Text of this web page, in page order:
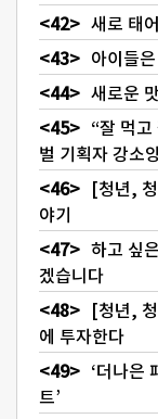
새로 태
아이들
새로운
“잘 먹
벌 기획자 강소
[청년,
야기
하고 싶
겠습니다
[청년,
에 투자한다
‘더나은
트’